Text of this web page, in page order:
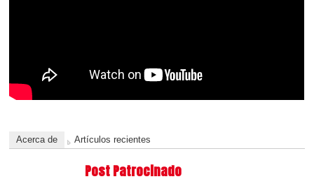
Acerca de Artículos recientes
Post Patrocinado